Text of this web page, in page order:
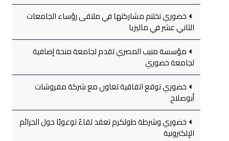
خضوري تختتم مشاركتها في ملتقى رؤساء الجامعات
الثاني عشر في ماليزيا
مؤسسة منيب المصري تقدم لجامعة منحة إضافية
لجامعة خضوري
خضوري توقع اتفاقية تعاون مع شركة مفروشات
أبوصلاح
خضوري وشرطة طولكرم تعقد لقاءً توعويًا حول الجرائم
الإلكترونية